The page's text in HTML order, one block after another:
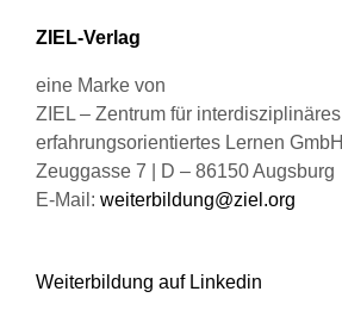
werden
ZIEL-Verlag
eine Marke von
ZIEL – Zentrum für interdisziplinäres
erfahrungsorientiertes Lernen GmbH
Zeuggasse 7 | D – 86150 Augsburg
E-Mail: weiterbildung@ziel.org
Weiterbildung auf Linkedin